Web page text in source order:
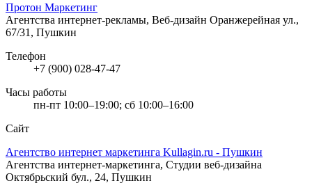
Протон Маркетинг
Агентства интернет-рекламы, Веб-дизайн Оранжерейная ул.,
67/31, Пушкин
Телефон
+7 (900) 028-47-47
Часы работы
пн-пт 10:00–19:00; сб 10:00–16:00
Сайт
Агентство интернет маркетинга Kullagin.ru - Пушкин
Агентства интернет-маркетинга, Студии веб-дизайна
Октябрьский бул., 24, Пушкин